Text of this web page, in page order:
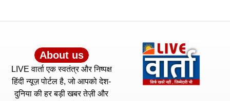
About us
LIVE वार्ता एक स्वतंत्र और निष्पक्ष
हिंदी न्यूज़ पोर्टल है, जो आपको देश-
दुनिया की हर बड़ी खबर तेज़ी और